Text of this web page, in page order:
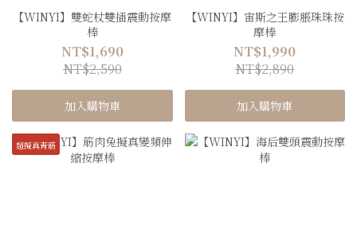
【WINYI】雙蛇杖雙插震動按摩
棒
NT$1,690
NT$2,590
加入購物車
【WINYI】宙斯之王膨脹珠珠按
摩棒
NT$1,990
NT$2,890
加入購物車
超擬真青筋